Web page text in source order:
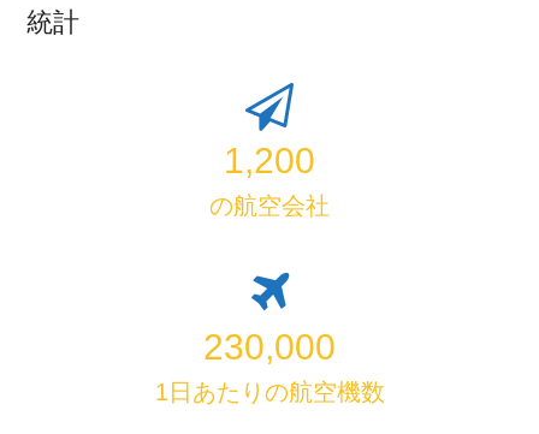
統計
1,200
の航空会社
230,000
1日あたりの航空機数